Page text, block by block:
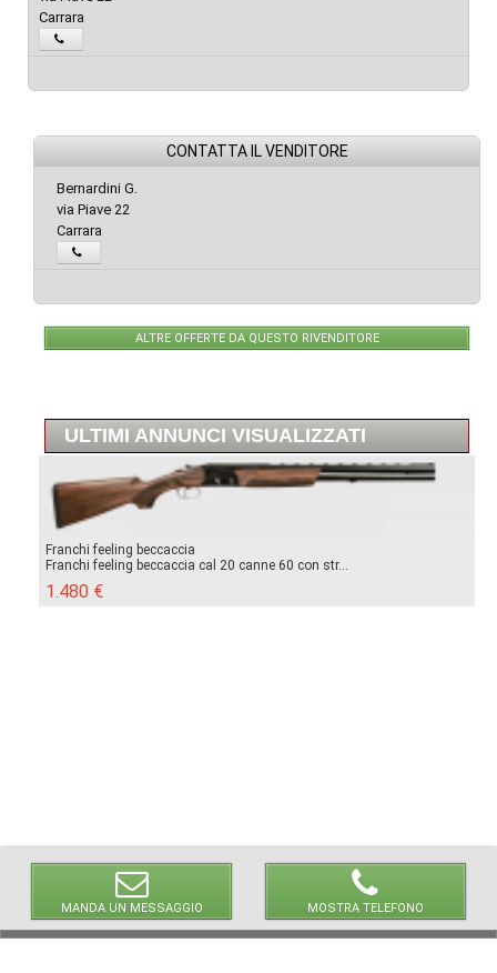
Carrara
MANDA UN MESSAGGIO MOSTRA TELEFONO
CONTATTA IL VENDITORE
Bernardini G.
via Piave 22
Carrara
ALTRE OFFERTE DA QUESTO RIVENDITORE
ULTIMI ANNUNCI VISUALIZZATI
Franchi feeling beccaccia
Franchi feeling beccaccia cal 20 canne 60 con str...
1.480 €